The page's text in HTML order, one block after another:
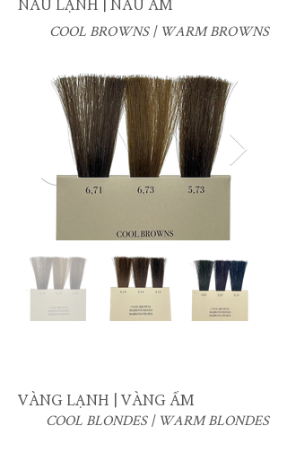
COOL BROWNS | WARM BROWNS
VÀNG LẠNH | VÀNG ẤM
COOL BLONDES | WARM BLONDES